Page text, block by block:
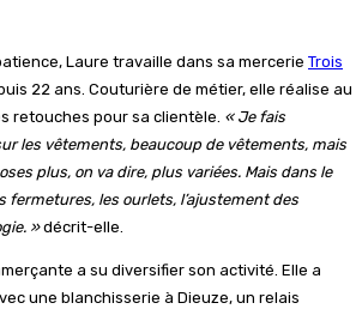
Laure travaille dans sa mercerie Trois
22 ans. Couturière de métier, elle réalise au
retouches pour sa clientèle. « Je fais
les vêtements, beaucoup de vêtements, mais
plus, on va dire, plus variées. Mais dans le
fermetures, les ourlets, l’ajustement des
»décrit-elle.
a su diversifier son activité. Elle a
une blanchisserie à Dieuze, un relais